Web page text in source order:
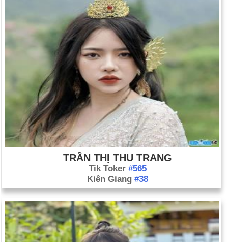
TRẦN THỊ THU TRANG
Tik Toker #565
Kiên Giang #38